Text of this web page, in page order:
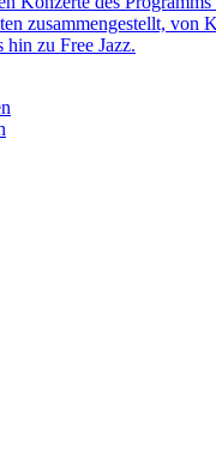
zusammengestellt, von
zu Free Jazz.